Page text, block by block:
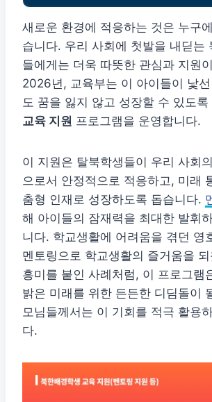
새로운 환경에 적응하는 것은 누구
습니다. 우리 사회에 첫발을 내딛는
들에게는 더욱 따뜻한 관심과 지원
2026년, 교육부는 이 아이들이 낯
도 꿈을 잃지 않고 성장할 수 있도록
교육 지원 프로그램을 운영합니다.
이 지원은 탈북학생들이 우리 사회
으로서 안정적으로 적응하고, 미래
춤형 인재로 성장하도록 돕습니다.
해 아이들의 잠재력을 최대한 발휘
니다. 학교생활에 어려움을 겪던 영
멘토링으로 학교생활의 즐거움을
흥미를 붙인 사례처럼, 이 프로그램
밝은 미래를 위한 든든한 디딤돌이
모님들께서는 이 기회를 적극 활용
다.